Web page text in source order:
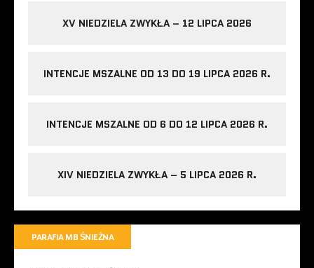
XV NIEDZIELA ZWYKŁA – 12 LIPCA 2026
INTENCJE MSZALNE OD 13 DO 19 LIPCA 2026 R.
INTENCJE MSZALNE OD 6 DO 12 LIPCA 2026 R.
XIV NIEDZIELA ZWYKŁA – 5 LIPCA 2026 R.
PARAFIA MB ŚNIEŻNA